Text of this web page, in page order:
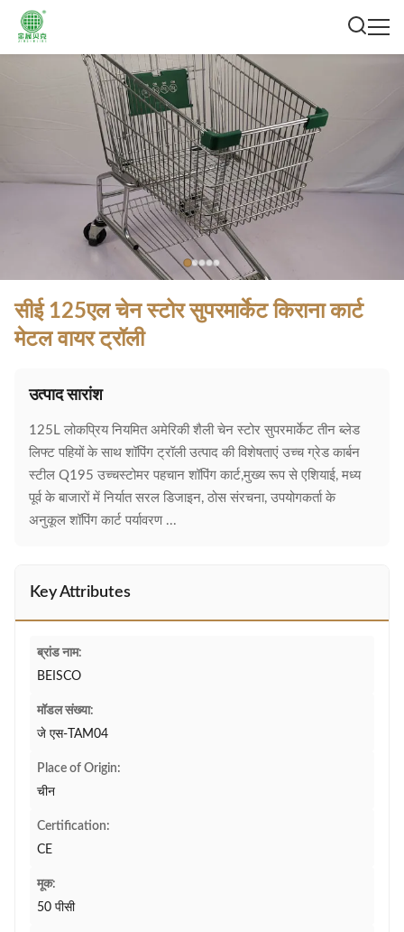
सीई 125एल चेन स्टोर सुपरमार्केट किराना कार्ट
मेटल वायर ट्रॉली
उत्पाद सारांश
125L लोकप्रिय नियमित अमेरिकी शैली चेन स्टोर सुपरमार्केट तीन ब्लेड
लिफ्ट पहियों के साथ शॉपिंग ट्रॉली उत्पाद की विशेषताएं उच्च ग्रेड कार्बन
स्टील Q195 उच्चस्टोमर पहचान शॉपिंग कार्ट,मुख्य रूप से एशियाई, मध्य
पूर्व के बाजारों में निर्यात सरल डिजाइन, ठोस संरचना, उपयोगकर्ता के
अनुकूल शॉपिंग कार्ट पर्यावरण ...
Key Attributes
ब्रांड नाम:
BEISCO
मॉडल संख्या:
जे एस-TAM04
Place of Origin:
चीन
Certification:
CE
मूक:
50 पीसी